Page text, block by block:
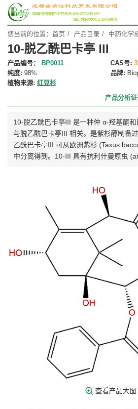
您当前的位置： 首页 产品目录 中药化学
10-脱乙酰巴卡亭 III
产品编号： BP0011 CAS号:
纯度: 98% 品牌:
植物来源: 红豆杉
产品分析证
10-脱乙酰巴卡亭III 是一种仲 α-羟基酮
与脱乙酰巴卡亭III 相关。是紫杉醇制备
乙酰巴卡亭III 可从欧洲紫杉 (Taxus
中分离得到。10-III 具有抗利什曼原虫
查看产品大图